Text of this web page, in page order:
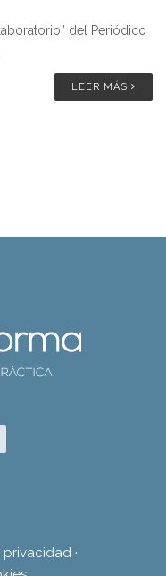
del Periódico
LEER MÁS
privacidad ·